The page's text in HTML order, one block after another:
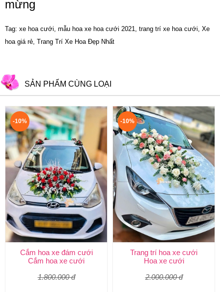
mừng
Tag: xe hoa cưới, mẫu hoa xe hoa cưới 2021, trang trí xe hoa cưới, Xe
hoa giá rẻ, Trang Trí Xe Hoa Đẹp Nhất
SẢN PHẨM CÙNG LOẠI
-10%
Cắm hoa xe đám cưới
Cắm hoa xe cưới
1.800.000 đ
-10%
Trang trí hoa xe cưới
Hoa xe cưới
2.000.000 đ